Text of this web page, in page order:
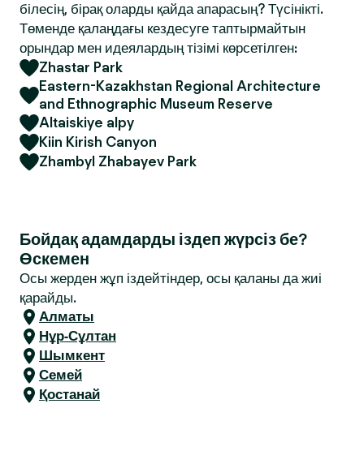
білесің, бірақ оларды қайда апарасың? Түсінікті.
Төменде қалаңдағы кездесуге таптырмайтын
орындар мен идеялардың тізімі көрсетілген:
Zhastar Park
Eastern-Kazakhstan Regional Architecture
and Ethnographic Museum Reserve
Altaiskiye alpy
Kiin Kirish Canyon
Zhambyl Zhabayev Park
Бойдақ адамдарды іздеп жүрсіз бе?
Өскемен
Осы жерден жұп іздейтіндер, осы қаланы да жиі
қарайды.
Алматы
Нұр-Сұлтан
Шымкент
Семей
Қостанай